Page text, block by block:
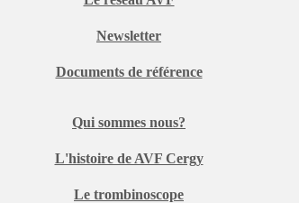
Newsletter
Documents de référence
Qui sommes nous?
L'histoire de AVF Cergy
Le trombinoscope